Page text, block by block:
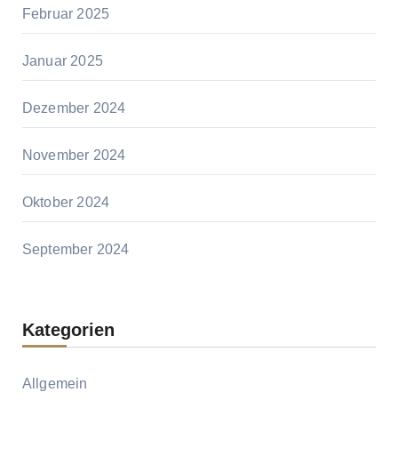
Februar 2025
Januar 2025
Dezember 2024
November 2024
Oktober 2024
September 2024
Kategorien
Allgemein